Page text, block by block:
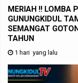
MERIAH !! LOMBA
GUNUNGKIDUL
SEMANGAT
TAHUN
1 hari yang lalu